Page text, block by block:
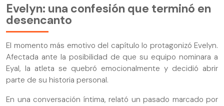
Evelyn: una confesión que terminó en
desencanto
El momento más emotivo del capítulo lo protagonizó Evelyn.
Afectada ante la posibilidad de que su equipo nominara a
Eyal, la atleta se quebró emocionalmente y decidió abrir
parte de su historia personal.
En una conversación íntima, relató un pasado marcado por